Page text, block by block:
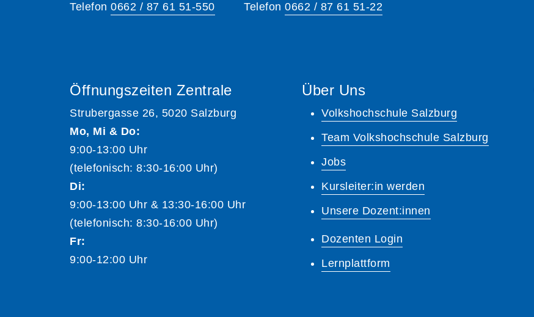
Telefon 0662 / 87 61 51-550
Telefon 0662 / 87 61 51-22
Öffnungszeiten Zentrale
Strubergasse 26, 5020 Salzburg
Mo, Mi & Do:
9:00-13:00 Uhr
(telefonisch: 8:30-16:00 Uhr)
Di:
9:00-13:00 Uhr & 13:30-16:00 Uhr
(telefonisch: 8:30-16:00 Uhr)
Fr:
9:00-12:00 Uhr
Über Uns
Volkshochschule Salzburg
Team Volkshochschule Salzburg
Jobs
Kursleiter:in werden
Unsere Dozent:innen
Dozenten Login
Lernplattform